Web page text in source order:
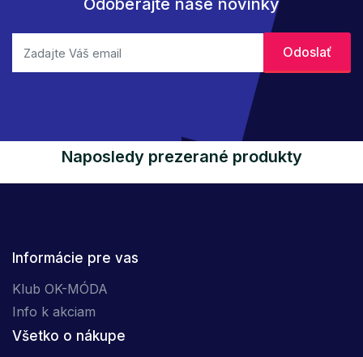
Odoberajte naše novinky
Naposledy prezerané produkty
Informácie pre vas
Klub OK-MÓDA
Info k akciam
Všetko o nákupe